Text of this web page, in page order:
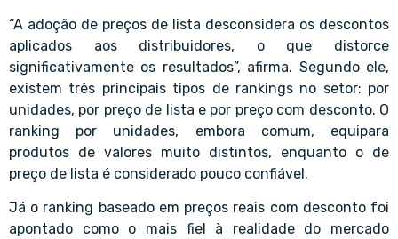
“A adoção de preços de lista desconsidera os descontos
aplicados aos distribuidores, o que distorce
significativamente os resultados”, afirma. Segundo ele,
existem três principais tipos de rankings no setor: por
unidades, por preço de lista e por preço com desconto. O
ranking por unidades, embora comum, equipara
produtos de valores muito distintos, enquanto o de
preço de lista é considerado pouco confiável.
Já o ranking baseado em preços reais com desconto foi
apontado como o mais fiel à realidade do mercado